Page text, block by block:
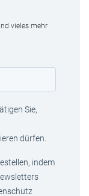
vieles mehr
Sie,
dürfen.
indem